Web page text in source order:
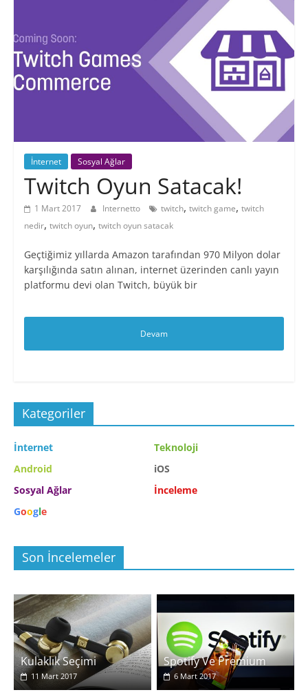
İnternet Sosyal Ağlar
Twitch Oyun Satacak!
1 Mart 2017 Internetto twitch, twitch game, twitch
nedir, twitch oyun, twitch oyun satacak
Geçtiğimiz yıllarda Amazon tarafından 970 Milyon dolar
karşılığında satın alınan, internet üzerinden canlı yayın
platformu devi olan Twitch, büyük bir
Devam
Kategoriler
İnternet
Teknoloji
Android
iOS
Sosyal Ağlar
İnceleme
Google
Son İncelemeler
Kulaklık Seçimi
11 Mart 2017
Spotify Ve Premium
6 Mart 2017